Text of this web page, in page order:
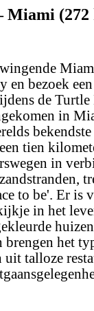
Miami (272
en bezoek
de
in
tien
in
to be'. Er is
in het
brengen het
talloze